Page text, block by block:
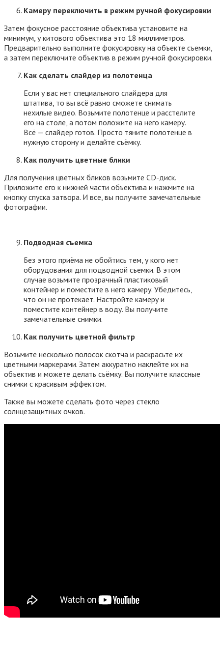
Камеру переключить в режим ручной фокусировки
Затем фокусное расстояние объектива установите на
минимум, у китового объектива это 18 миллиметров.
Предварительно выполните фокусировку на объекте съемки,
а затем переключите объектив в режим ручной фокусировки.
Как сделать слайдер из полотенца
Если у вас нет специального слайдера для
штатива, то вы всё равно сможете снимать
нехилые видео. Возьмите полотенце и расстелите
его на столе, а потом положите на него камеру.
Всё — слайдер готов. Просто тяните полотенце в
нужную сторону и делайте съёмку.
Как получить цветные блики
Для получения цветных бликов возьмите CD-диск.
Приложите его к нижней части объектива и нажмите на
кнопку спуска затвора. И все, вы получите замечательные
фотографии.
Подводная съемка
Без этого приёма не обойтись тем, у кого нет
оборудования для подводной съемки. В этом
случае возьмите прозрачный пластиковый
контейнер и поместите в него камеру. Убедитесь,
что он не протекает. Настройте камеру и
поместите контейнер в воду. Вы получите
замечательные снимки.
Как получить цветной фильтр
Возьмите несколько полосок скотча и раскрасьте их
цветными маркерами. Затем аккуратно наклейте их на
объектив и можете делать съёмку. Вы получите классные
снимки с красивым эффектом.
Также вы можете сделать фото через стекло
солнцезащитных очков.